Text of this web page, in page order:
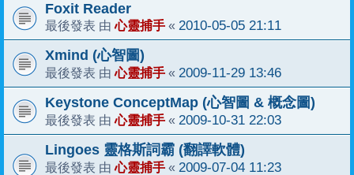
Foxit Reader
最後發表 由心靈捕手 « 2010-05-05 21:11
Xmind (心智圖)
最後發表 由心靈捕手 « 2009-11-29 13:46
Keystone ConceptMap (心智圖 & 概念圖)
最後發表 由心靈捕手 « 2009-10-31 22:03
Lingoes 靈格斯詞霸 (翻譯軟體)
最後發表 由心靈捕手 « 2009-07-04 11:23